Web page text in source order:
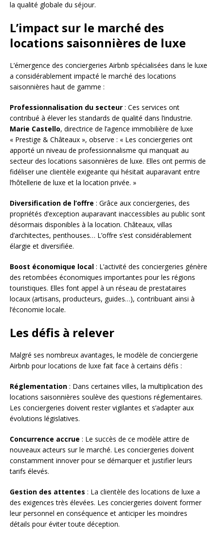
la qualité globale du séjour.
L’impact sur le marché des
locations saisonnières de luxe
L’émergence des conciergeries Airbnb spécialisées dans le luxe
a considérablement impacté le marché des locations
saisonnières haut de gamme :
Professionnalisation du secteur : Ces services ont
contribué à élever les standards de qualité dans l’industrie.
Marie Castello, directrice de l’agence immobilière de luxe
« Prestige & Châteaux », observe : « Les conciergeries ont
apporté un niveau de professionnalisme qui manquait au
secteur des locations saisonnières de luxe. Elles ont permis de
fidéliser une clientèle exigeante qui hésitait auparavant entre
l’hôtellerie de luxe et la location privée. »
Diversification de l’offre : Grâce aux conciergeries, des
propriétés d’exception auparavant inaccessibles au public sont
désormais disponibles à la location. Châteaux, villas
d’architectes, penthouses… L’offre s’est considérablement
élargie et diversifiée.
Boost économique local : L’activité des conciergeries génère
des retombées économiques importantes pour les régions
touristiques. Elles font appel à un réseau de prestataires
locaux (artisans, producteurs, guides…), contribuant ainsi à
l’économie locale.
Les défis à relever
Malgré ses nombreux avantages, le modèle de conciergerie
Airbnb pour locations de luxe fait face à certains défis :
Réglementation : Dans certaines villes, la multiplication des
locations saisonnières soulève des questions réglementaires.
Les conciergeries doivent rester vigilantes et s’adapter aux
évolutions législatives.
Concurrence accrue : Le succès de ce modèle attire de
nouveaux acteurs sur le marché. Les conciergeries doivent
constamment innover pour se démarquer et justifier leurs
tarifs élevés.
Gestion des attentes : La clientèle des locations de luxe a
des exigences très élevées. Les conciergeries doivent former
leur personnel en conséquence et anticiper les moindres
détails pour éviter toute déception.